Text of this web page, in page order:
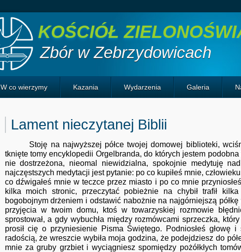
KOŚCIÓŁ
Zbór w Zebrzydowicach
W co wierzymy Kazania Wydarzenia Galeria
Lament nieczytanej Biblii
Stoję na najwyższej półce twojej domowej biblioteki,
tknięte tomy encyklopedii Orgelbranda, do których jestem
nie dostrzeżona, nieomal niewidzialna, spokojnie medytuję
najczęstszych medytacji jest pytanie: po co kupiłeś mnie,
co dźwigałeś mnie w teczce przez miasto i po co mnie
kilka moich stronic, przeczytać pobieżnie na chybił trafił
bogobojnym drżeniem i odstawić nabożnie na najgórniejszą
przyjęcia w twoim domu, ktoś w towarzyskiej rozmowie
sprostował, a gdy wybuchła między rozmówcami sprzeczka,
prosił cię o przyniesienie Pisma Świętego. Podniosłeś głowę
radością, że wreszcie wybiła moja godzina, że podejdziesz do
mnie za gruby grzbiet i wyciągniesz spomiędzy pożółkłych